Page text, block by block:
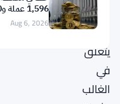
الانتظار
يتعلق
في
الغالب
1,596 عملة و100 مليون دولار
Aug 6, 2026